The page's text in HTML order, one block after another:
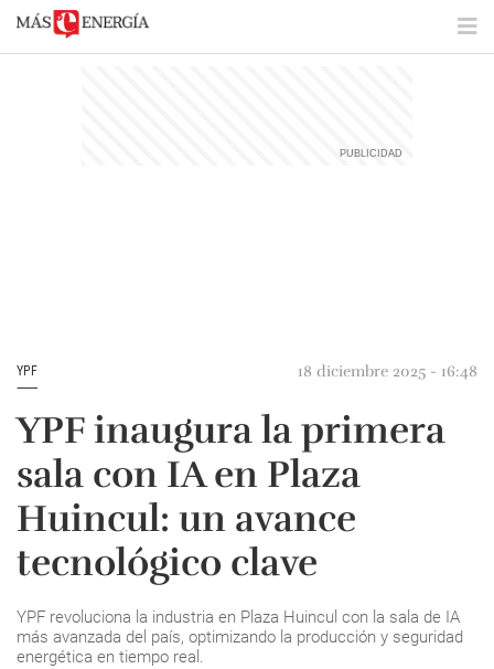
YPF 18 diciembre 2025 - 16:48
YPF inaugura la primera
sala con IA en Plaza
Huincul: un avance
tecnológico clave
YPF revoluciona la industria en Plaza Huincul con la sala de IA
más avanzada del país, optimizando la producción y seguridad
energética en tiempo real.